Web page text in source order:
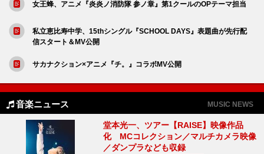
女王蜂、アニメ『炎炎ノ消防隊 参ノ章』第1クールのOPテーマ担当
私立恵比寿中学、15thシングル『SCHOOL DAYS』表題曲が先行配
信スタート＆MV公開
サカナクション×アニメ『チ。』コラボMV公開
音楽ニュース MUSIC NEWS
堂本光一、ツアー【RAISE】映像作品
化 MCコレクション／マルチカメラ映像
／ダンプラなども収録